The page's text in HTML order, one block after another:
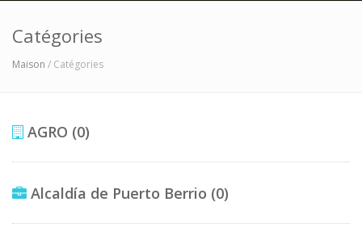
Catégories
Maison / Catégories
AGRO (0)
Alcaldía de Puerto Berrio (0)